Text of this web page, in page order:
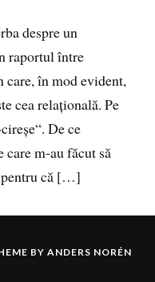
despre un
raportul între
care, în mod evident,
cea relațională. Pe
De ce
m‑au făcut să
pentru că […]
BY ANDERS NORÉN